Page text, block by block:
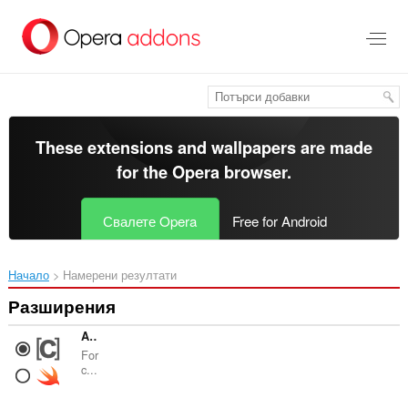
главното
съдържание
These extensions and wallpapers are made
for theOpera browser.
Свалете Opera Free for Android
Начало Намерени резултати
Разширения
Apple Docs Force Default Language
For
c...